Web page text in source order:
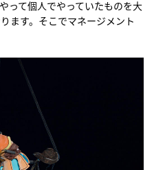
って個人でやっていたものを大
ます。そこでマネージメント